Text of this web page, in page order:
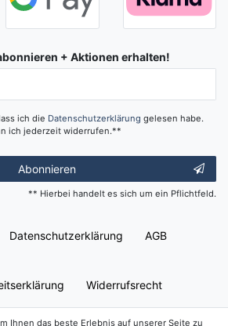
+ Aktionen erhalten!
ich die Daten­schutz­erklärung gelesen habe.
ich jederzeit widerrufen.**
Abonnieren
** Hierbei handelt es sich um ein Pflichtfeld.
Daten­schutz­erklärung AGB
Widerrufs­recht
Ihnen das beste Erlebnis auf unserer Seite zu